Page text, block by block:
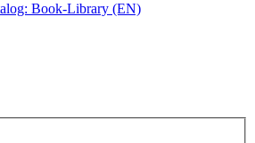
Book-Library (EN)